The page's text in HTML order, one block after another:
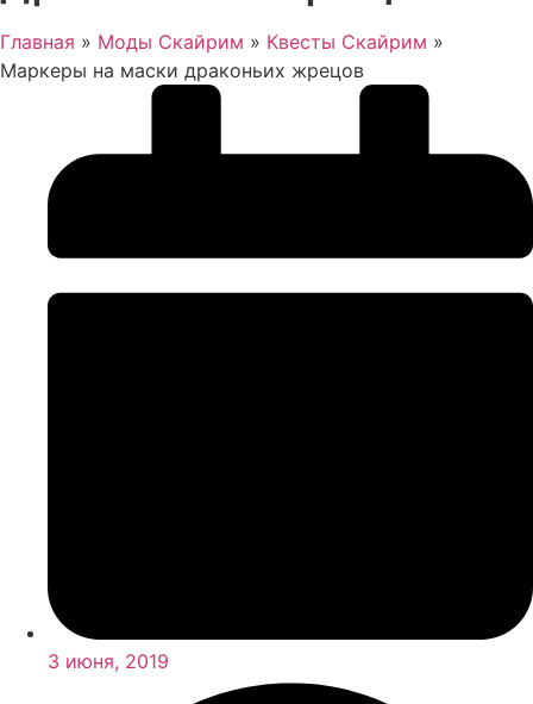
Главная » Моды Скайрим » Квесты Скайрим »
Маркеры на маски драконьих жрецов
3 июня, 2019